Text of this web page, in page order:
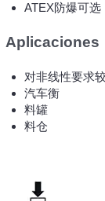
ATEX防爆可选
Aplicaciones
对非线性要求
汽车衡
料罐
料仓